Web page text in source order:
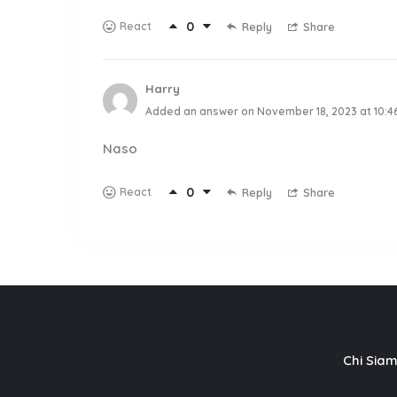
React 0 Reply Share
Harry
Added an answer on November 18, 2023 at
Naso
React 0 Reply Share
Chi